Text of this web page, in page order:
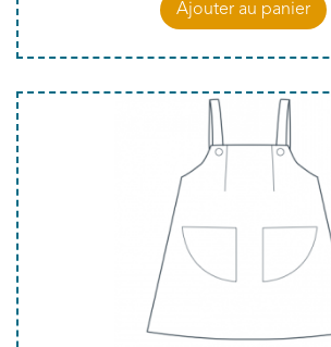
Ajouter au panier